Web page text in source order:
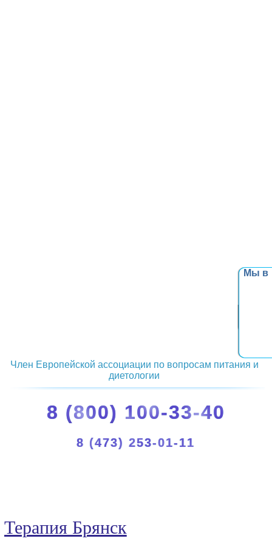
Мы в
Член Европейской ассоциации по вопросам питания и
диетологии
8 (800) 100-33-40
8 (473) 253-01-11
Терапия Брянск